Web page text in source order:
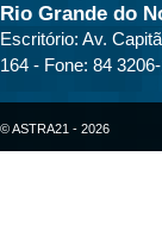
Rio Grande do
Escritório: Av.
164 - Fone: 84
© ASTRA21 - 2026